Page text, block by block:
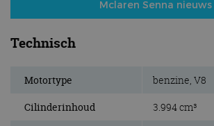
Mclaren Senna nieuws
Technisch
Motortype benzine, V8
Cilinderinhoud 3.994 cm³